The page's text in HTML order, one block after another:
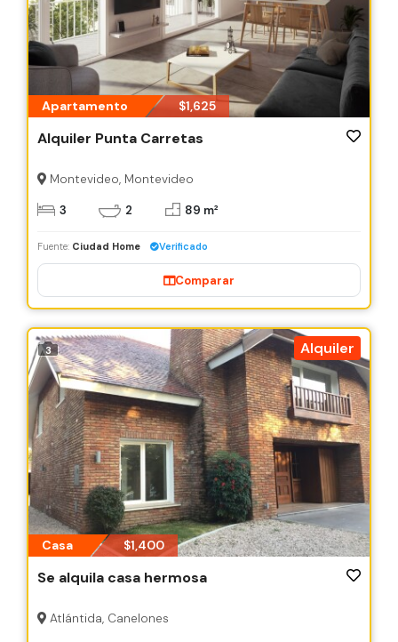
Apartamento $1,625
Alquiler Punta Carretas
Montevideo, Montevideo
3 2 89 m²
Fuente: Ciudad Home Verificado
Comparar
3 Alquiler
Casa $1,400
Se alquila casa hermosa
Atlántida, Canelones